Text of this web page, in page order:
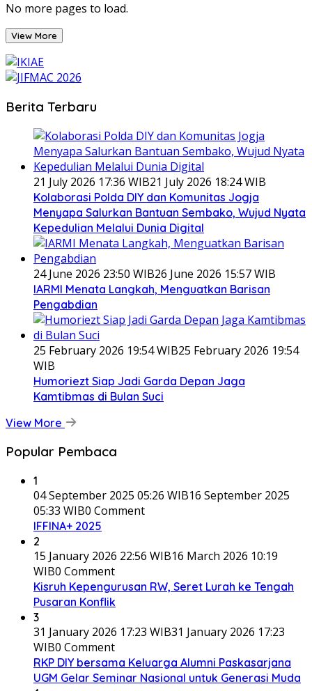
No more pages to load.
View More
Berita Terbaru
21 July 2026 17:36 WIB21 July 2026 18:24 WIB
Kolaborasi Polda DIY dan Komunitas Jogja
Menyapa Salurkan Bantuan Sembako, Wujud Nyata
Kepedulian Melalui Dunia Digital
24 June 2026 23:50 WIB26 June 2026 15:57 WIB
IARMI Menata Langkah, Menguatkan Barisan
Pengabdian
25 February 2026 19:54 WIB25 February 2026 19:54
WIB
Humoriezt Siap Jadi Garda Depan Jaga
Kamtibmas di Bulan Suci
View More
Popular Pembaca
1
04 September 2025 05:26 WIB16 September 2025
05:33 WIB0 Comment
IFFINA+ 2025
2
15 January 2026 22:56 WIB16 March 2026 10:19
WIB0 Comment
Kisruh Kepengurusan RW, Seret Lurah ke Tengah
Pusaran Konflik
3
31 January 2026 17:23 WIB31 January 2026 17:23
WIB0 Comment
RKP DIY bersama Keluarga Alumni Paskasarjana
UGM Gelar Seminar Nasional untuk Generasi Muda